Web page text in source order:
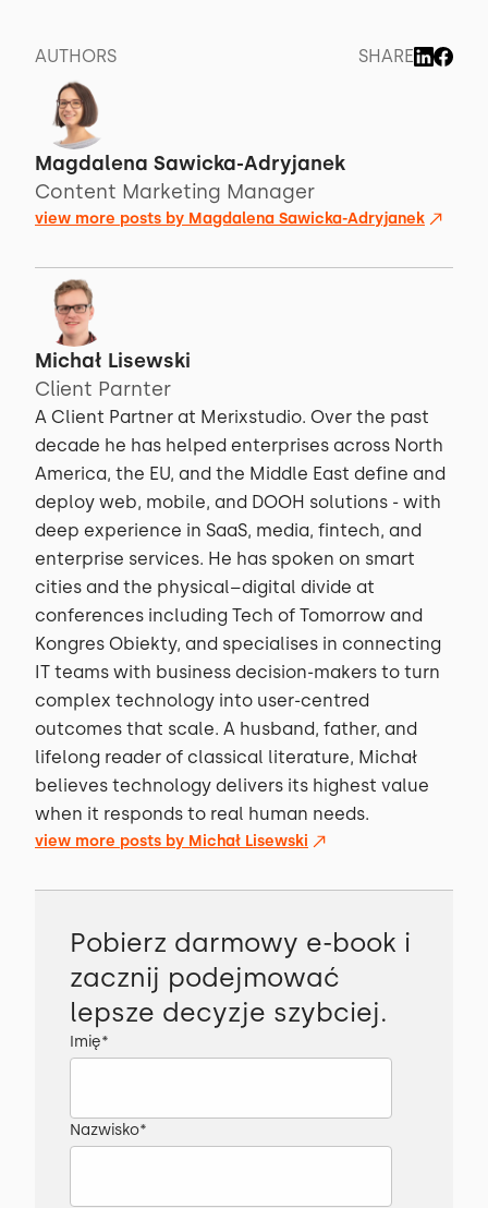
AUTHORS SHARE
Magdalena Sawicka-Adryjanek
Content Marketing Manager
view more posts by Magdalena Sawicka-Adryjanek
Michał Lisewski
Client Parnter
A Client Partner at Merixstudio. Over the past
decade he has helped enterprises across North
America, the EU, and the Middle East define and
deploy web, mobile, and DOOH solutions - with
deep experience in SaaS, media, fintech, and
enterprise services. He has spoken on smart
cities and the physical–digital divide at
conferences including Tech of Tomorrow and
Kongres Obiekty, and specialises in connecting
IT teams with business decision-makers to turn
complex technology into user-centred
outcomes that scale. A husband, father, and
lifelong reader of classical literature, Michał
believes technology delivers its highest value
when it responds to real human needs.
view more posts by Michał Lisewski
Pobierz darmowy e-book i
zacznij podejmować
lepsze decyzje szybciej.
Imię*
Nazwisko*